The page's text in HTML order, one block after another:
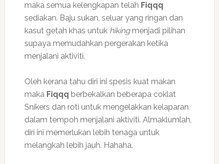
maka semua kelengkapan telah Fiqqq
sediakan. Baju sukan, seluar yang ringan dan
kasut getah khas untuk hikingmenjadi pilihan
supaya memudahkan pergerakan ketika
menjalani aktiviti.
Oleh kerana tahu diri ini spesis kuat makan
maka Fiqqq berbekalkan beberapa coklat
Snikers dan roti untuk mengelakkan kelaparan
dalam tempoh menjalani aktiviti. Almaklumlah,
diri ini memerlukan lebih tenaga untuk
melangkah lebih jauh. Hahaha.